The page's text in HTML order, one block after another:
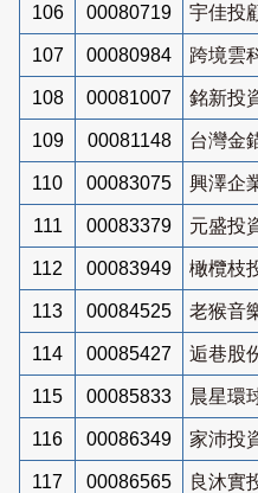
106 00080719 宇佳投
107 00080984 跨境雲
108 00081007 銘新投
109 00081148 台灣金
110 00083075 興澤企
111 00083379 元盛投
112 00083949 橄欖枝
113 00084525 老猴音
114 00085427 逅巷股
115 00085833 晨星環
116 00086349 家沛投
117 00086565 良沐實